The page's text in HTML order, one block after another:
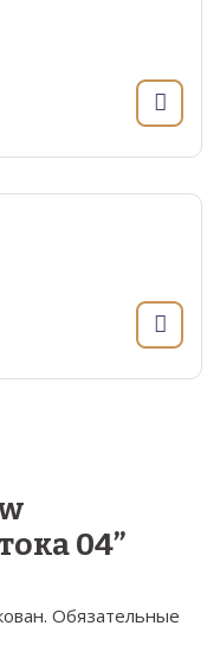
04”
Обязательные